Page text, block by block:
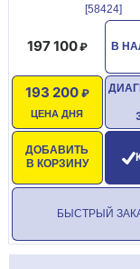
[58424]
В
197 100
ЦЕНА ДНЯ
193 200
ДОБАВИТЬ
В КОРЗИНУ
БЫСТРЫЙ